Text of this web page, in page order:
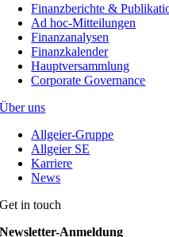
Finanzberichte &
Ad hoc-Mitteilungen
Finanzanalysen
Finanzkalender
Hauptversammlung
Corporate Governance
Über uns
Allgeier-Gruppe
Allgeier SE
Karriere
News
Get in touch
Newsletter-Anmeldung